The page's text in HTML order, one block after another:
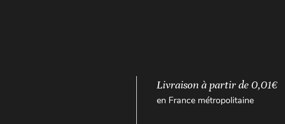
Livraison à partir de 0,01€
en France métropolitaine